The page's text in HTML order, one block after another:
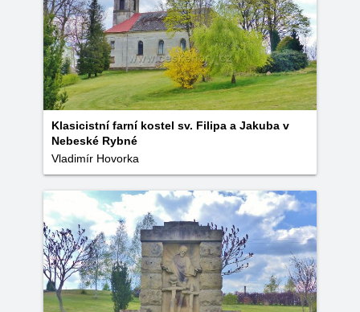
Klasicistní farní kostel sv. Filipa a Jakuba v
Nebeské Rybné
Vladimír Hovorka